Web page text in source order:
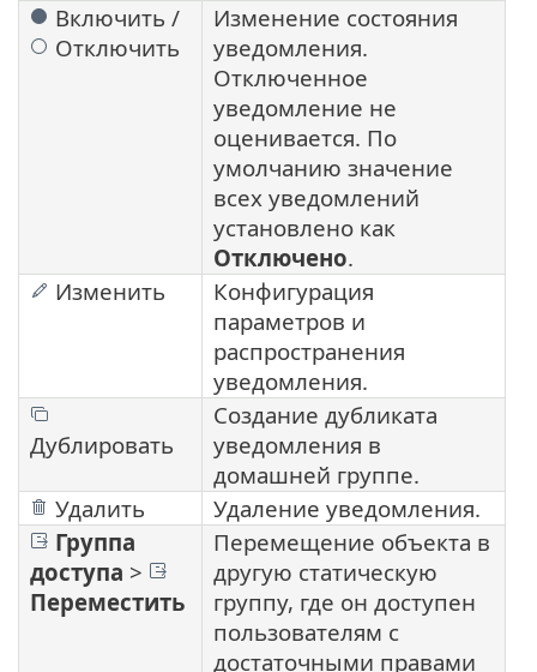
Включить /
Отключить
Изменение состояния
уведомления.
Отключенное
уведомление не
оценивается. По
умолчанию значение
всех уведомлений
установлено как
Отключено.
Изменить
Конфигурация
параметров и
распространения
уведомления.
Дублировать
Создание дубликата
уведомления в
домашней группе.
Удалить
Удаление уведомления.
Группа
доступа >
Переместить
Перемещение объекта в
другую статическую
группу, где он доступен
пользователям с
достаточными правами